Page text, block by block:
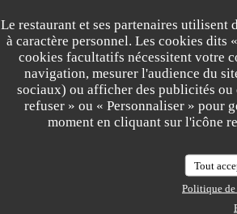
Le restaurant et ses partenaires utilisent
à caractère personnel. Les cookies dits
cookies facultatifs nécessitent votre
navigation, mesurer l'audience du
sociaux) ou afficher des publicités ou
refuser » ou « Personnaliser » pour
moment en cliquant sur l'icône
Tout
Politique de
de qualité et un personnel sympathique et
la terrasse et surtout merci pour l'accueil